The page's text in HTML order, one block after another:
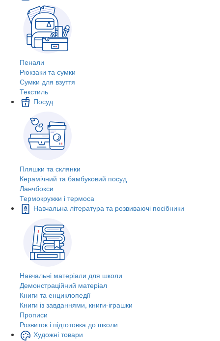
Пенали
Рюкзаки та сумки
Сумки для взуття
Текстиль
Посуд
Пляшки та склянки
Керамічний та бамбуковий посуд
Ланчбокси
Термокружки і термоса
Навчальна література та розвиваючі посібники
Навчальні матеріали для школи
Демонстраційний матеріал
Книги та енциклопедії
Книги із завданнями, книги-іграшки
Прописи
Розвиток і підготовка до школи
Художні товари